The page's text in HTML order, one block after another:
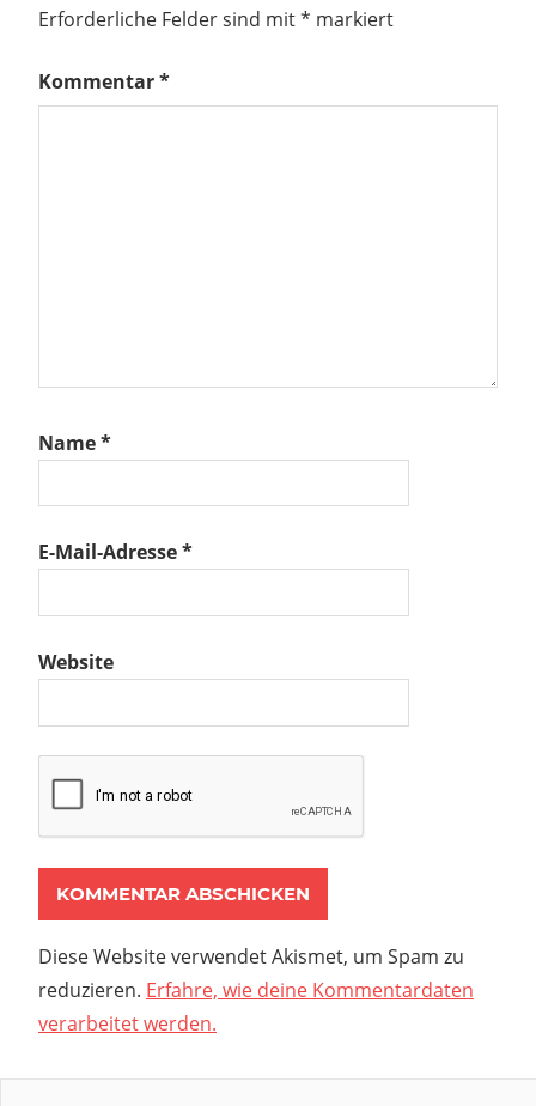
Erforderliche Felder sind mit* markiert
Kommentar*
Name*
E-Mail-Adresse*
Website
Diese Website verwendet Akismet, um Spam zu
reduzieren. Erfahre, wie deine Kommentardaten
verarbeitet werden.